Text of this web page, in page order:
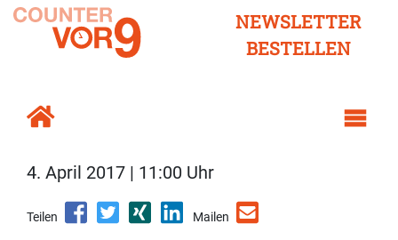
NEWSLETTER
BESTELLEN
4. April 2017 | 11:00 Uhr
Teilen Mailen